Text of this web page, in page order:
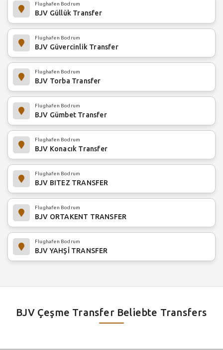
Flughafen Bodrum
BJV Güllük Transfer
Flughafen Bodrum
BJV Güvercinlik Transfer
Flughafen Bodrum
BJV Torba Transfer
Flughafen Bodrum
BJV Gümbet Transfer
Flughafen Bodrum
BJV Konacık Transfer
Flughafen Bodrum
BJV BITEZ TRANSFER
Flughafen Bodrum
BJV ORTAKENT TRANSFER
Flughafen Bodrum
BJV YAHŞİ TRANSFER
BJV Çeşme Transfer Beliebte Transfers